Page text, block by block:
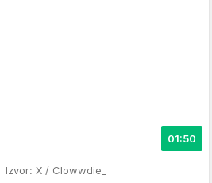
01:50
Izvor: X / Clowwdie_